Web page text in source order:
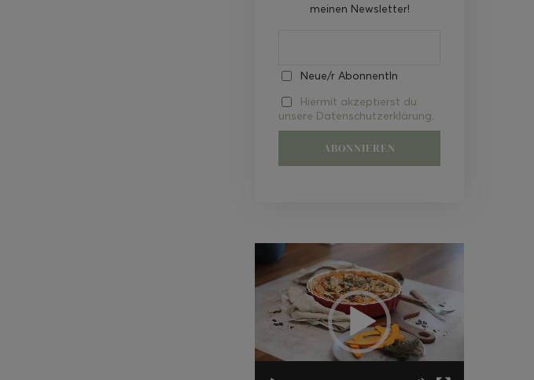
meinen Newsletter!
Neue/r AbonnentIn
Hiermit akzeptierst du
unsere Datenschutzerklärung.
Video-
Player